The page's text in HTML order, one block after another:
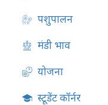
पशुपालन
मंडी भाव
योजना
स्टूडेंट कॉर्नर